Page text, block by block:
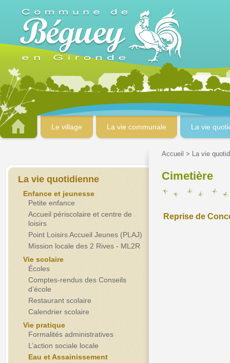
Le village La vie communale La vie
La vie quotidienne
Enfance et jeunesse
Petite enfance
Accueil périscolaire et centre de
loisirs
Point Loisirs Accueil Jeunes (PLAJ)
Mission locale des 2 Rives - ML2R
Vie scolaire
Écoles
Comptes-rendus des Conseils
d’école
Restaurant scolaire
Calendrier scolaire
Vie pratique
Formalités administratives
L’action sociale locale
Eau et Assainissement
Accueil > La vie
Cimetière
Reprise de